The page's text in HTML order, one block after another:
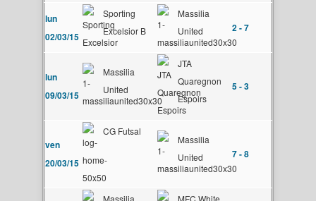
lun
02/03/15
Sporting
Excelsior B
Massilia
United
2 - 7
lun
09/03/15
Massilia
United
JTA
Quaregnon
Espoirs
5 - 3
ven
20/03/15
CG Futsal
Massilia
United
7 - 8
Massilia MFC White